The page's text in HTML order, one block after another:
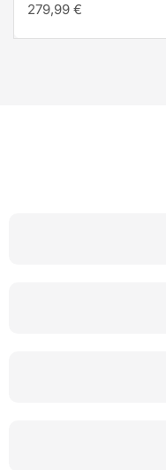
279,99 €